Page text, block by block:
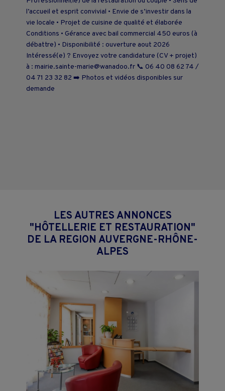
l’accueil et esprit convivial • Envie de s’investir dans la
vie locale • Projet de cuisine de qualité et élaborée
Conditions • Gérance avec bail commercial 450 euros (à
débattre) • Disponibilité : ouverture aout 2026
Intéressé(e) ? Envoyez votre candidature (CV + projet)
à : mairie.sainte-marie@wanadoo.fr 📞 06 40 08 62 74 /
04 71 23 32 82 ➡️ Photos et vidéos disponibles sur
demande
LES AUTRES ANNONCES
"HÔTELLERIE ET RESTAURATION"
DE LA REGION AUVERGNE-RHÔNE-
ALPES